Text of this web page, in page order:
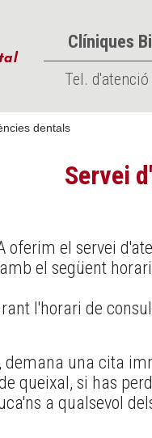
Clíniques
Tel.
dentals
Servei
oferim el servei
el següent
l'horari de
demana una cita
queixal, si has
a qualsevol